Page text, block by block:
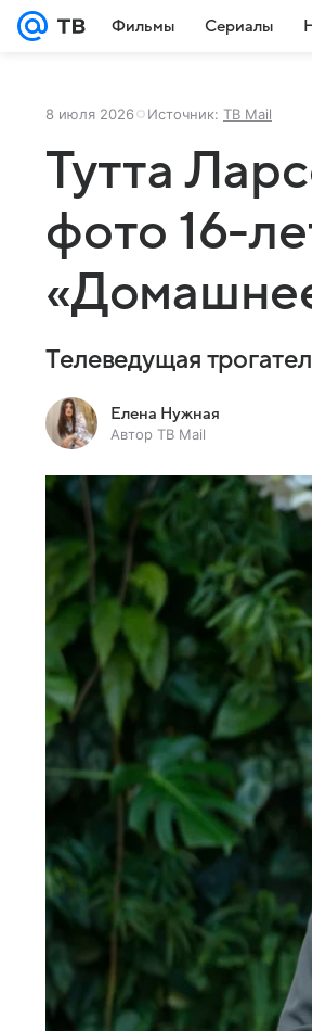
Фильмы Сериалы
8 июля 2026 Источник: ТВ Mail
Тутта
фото 16-
Телеведущая
Елена Нужная
Автор ТВ Mail